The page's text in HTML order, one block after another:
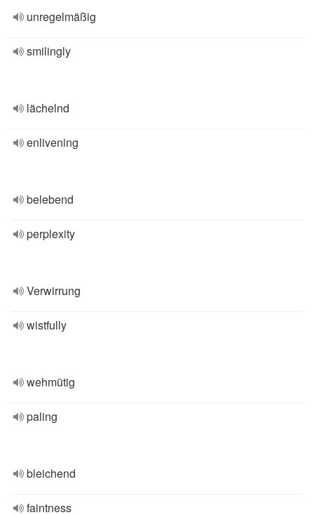
unregelmäßig
smilingly
lächelnd
enlivening
belebend
perplexity
Verwirrung
wistfully
wehmütig
paling
bleichend
faintness